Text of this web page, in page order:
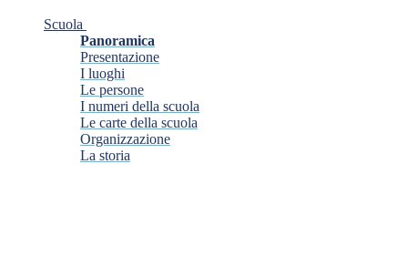
Scuola
Panoramica
Presentazione
I luoghi
Le persone
I numeri della scuola
Le carte della scuola
Organizzazione
La storia